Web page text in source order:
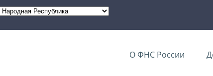
О ФНС России